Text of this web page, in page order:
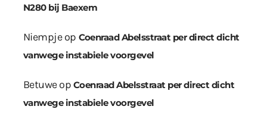
N280 bij Baexem
Niempjeop Coenraad Abelsstraat per direct dicht
vanwege instabiele voorgevel
Betuweop Coenraad Abelsstraat per direct dicht
vanwege instabiele voorgevel